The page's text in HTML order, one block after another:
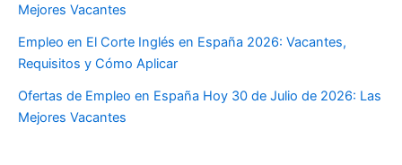
Mejores Vacantes
Empleo en El Corte Inglés en España 2026: Vacantes,
Requisitos y Cómo Aplicar
Ofertas de Empleo en España Hoy 30 de Julio de 2026: Las
Mejores Vacantes